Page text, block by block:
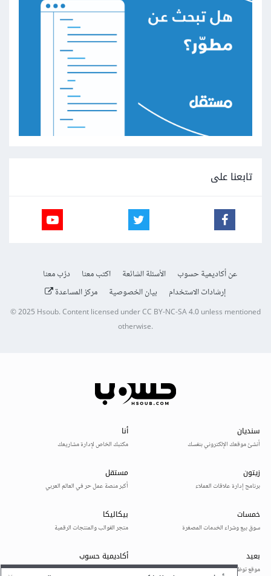
تابعنا على
عن أكاديمية حسوب الأسئلة الشائعة اكتب معنا
درّب معنا
إرشادات الاستخدام
بيان الخصوصية مركز المساعدة
© 2025Hsoub.Content licensed underCC BY-NC-SA 4.0unless mentioned
otherwise.